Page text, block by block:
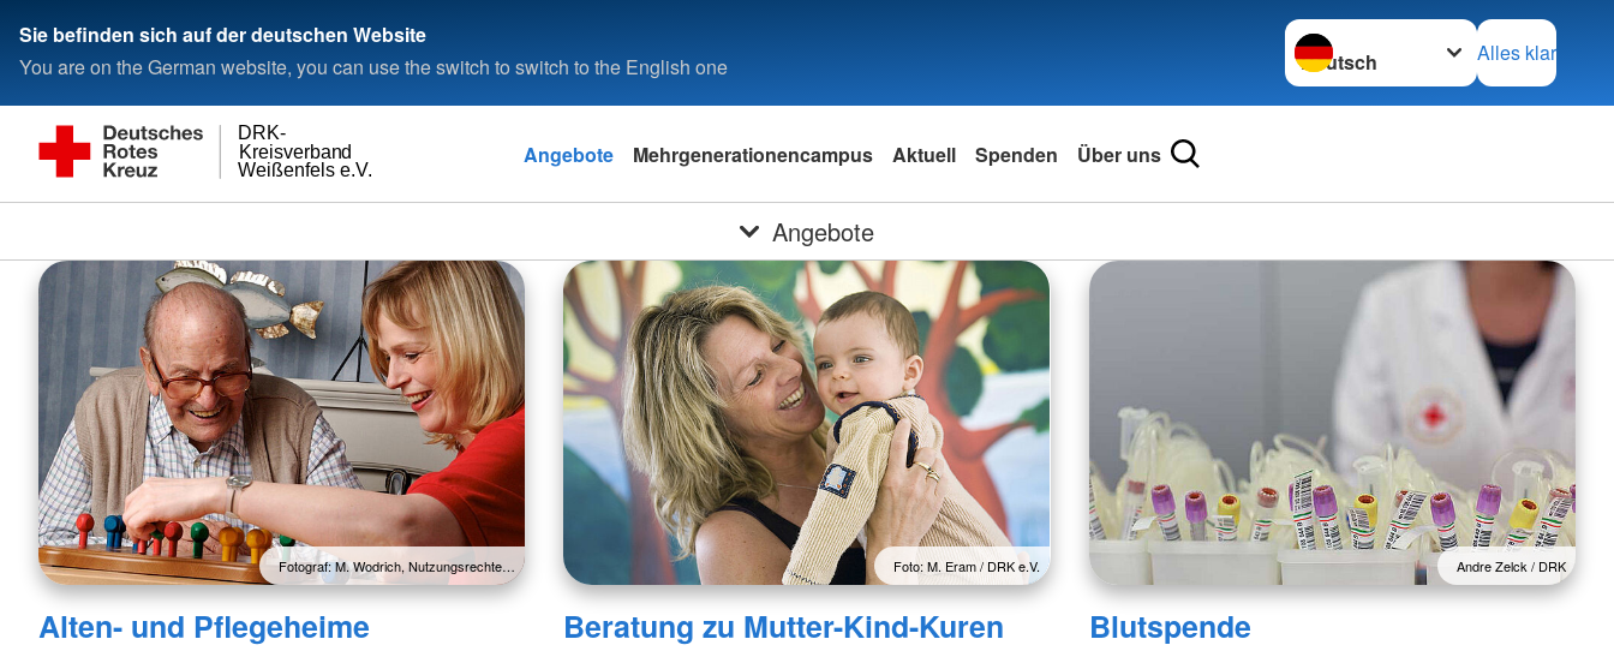
Sie befinden sich auf der deutschen Website
You are on the German website, you can use the switch to switch to the English one
Sprache wechseln zu
Alles klar
Weißenfels e.V.
Kreisverband
DRK-
Angebote Mehrgenerationencampus Aktuell Spenden Über uns
Angebote
Fotograf: M. Wodrich, Nutzungsrechte…
Alten- und Pflegeheime
Foto: M. Eram / DRK e.V.
Beratung zu Mutter-Kind-Kuren
Andre Zelck / DRK
Blutspende